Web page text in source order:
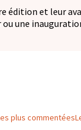
édition et leur
ou une
plus commentées